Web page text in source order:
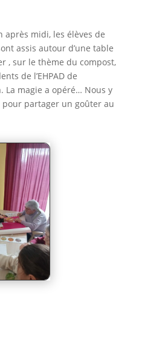
après midi, les élèves de
assis autour d’une table
, sur le thème du compost,
de l’EHPAD de
La magie a opéré… Nous y
partager un goûter au